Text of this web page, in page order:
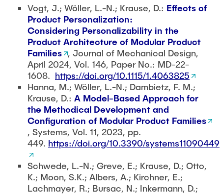
2023
Verwendung des Wirkmodells modularer
Produktstrukturen zur Detaillierung der
Zielsetzung in der
Lebensphasenmodularisierung, Masterarbeit,
2020
Untersuchung der Schnittstelle zwischen
Produktarchitekturgestaltung und
Arbeitsvorbereitung, Masterarbeit, 2020
Design of an experiment to investigate the
influence of boundary conditions on the
implementation of modularization methods
Bachelorarbeit, 2020
Erweiterung des Wirkmodells modularer
Produktstrukturen um den Aspekt der
Nachhaltigkeit, Bachelorarbeit, 2020
Entscheidungsunterstützung während der
Vogt, J.; Wöller, L.-N.; Krause, D.: Effects of
Product Personalization:
Considering Personalizability in the
Product Architecture of Modular Product
Families , Journal of Mechanical Design,
April 2024, Vol. 146, Paper No.: MD-22-
1608. https://doi.org/10.1115/1.4063825
Hanna, M.; Wöller, L.-N.; Dambietz, F. M.;
Krause, D.: A Model-Based Approach for
the Methodical Development and
Configuration of Modular Product Families
, Systems, Vol. 11, 2023, pp.
449. https://doi.org/10.3390/systems11090449
Schwede, L.-N.; Greve, E.; Krause, D.; Otto,
K.; Moon, S.K.; Albers, A.; Kirchner, E.;
Lachmayer, R.; Bursac, N.; Inkermann, D.;